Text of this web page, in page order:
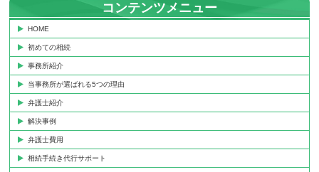
コンテンツメニュー
HOME
初めての相続
事務所紹介
当事務所が選ばれる5つの理由
弁護士紹介
解決事例
弁護士費用
相続手続き代行サポート